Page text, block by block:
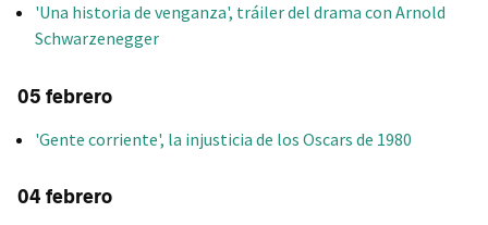
'Una historia de venganza', tráiler del drama con Arnold
Schwarzenegger
05 febrero
'Gente corriente', la injusticia de los Oscars de 1980
04 febrero